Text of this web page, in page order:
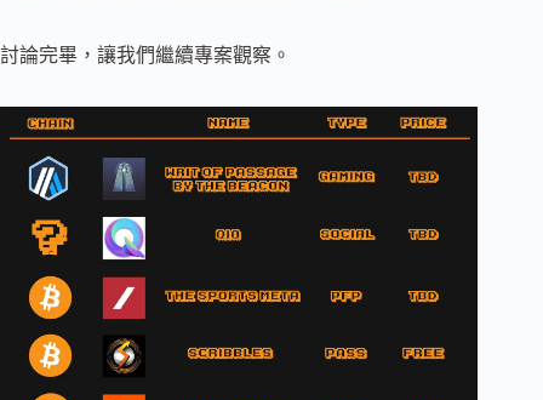
討論完畢，讓我們繼續專案觀察。